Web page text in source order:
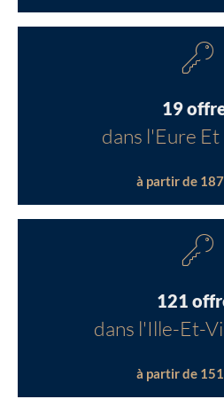
19
dans l'Eure
à partir de
121
dans l'Ille-Et-
à partir de